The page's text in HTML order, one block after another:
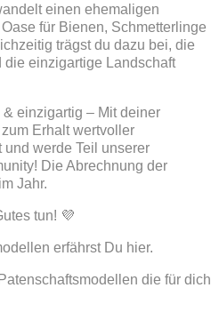
einen ehemaligen
für Bienen, Schmetterlinge
trägst du dazu bei, die
die einzigartige Landschaft
einzigartig – Mit deiner
Erhalt wertvoller
und werde Teil unserer
Die Abrechnung der
Jahr.
tun! 💜
erfährst Du hier.
die für dich